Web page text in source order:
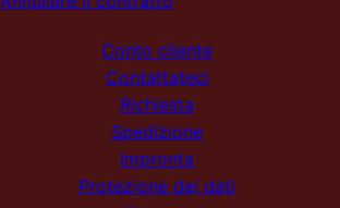
Conto cliente
Contattateci
Richiesta
Spedizione
Impronta
Protezione dei dati